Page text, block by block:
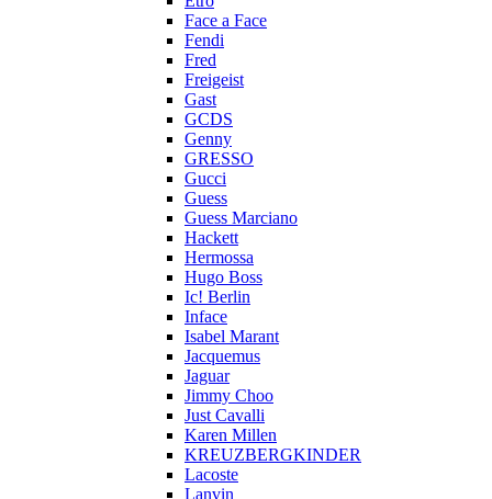
Face a Face
Fendi
Fred
Freigeist
Gast
GCDS
Genny
GRESSO
Gucci
Guess
Guess Marciano
Hackett
Hermossa
Hugo Boss
Ic! Berlin
Inface
Isabel Marant
Jacquemus
Jaguar
Jimmy Choo
Just Cavalli
Karen Millen
KREUZBERGKINDER
Lacoste
Lanvin